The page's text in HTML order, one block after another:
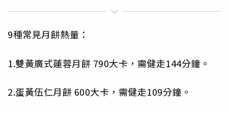
9種常見月餅熱量：
1.雙黃廣式蓮蓉月餅 790大卡，需健走144分鐘。
2.蛋黃伍仁月餅 600大卡，需健走109分鐘。